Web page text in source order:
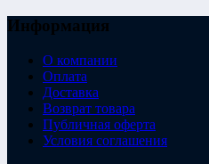
Информация
О компании
Оплата
Доставка
Возврат товара
Публичная оферта
Условия соглашения